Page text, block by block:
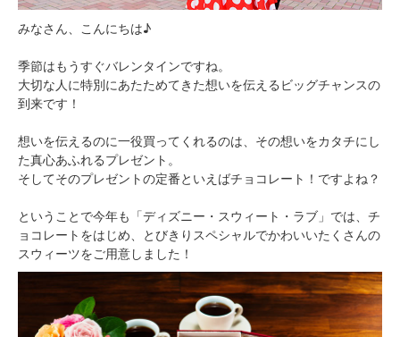
みなさん、こんにちは♪
季節はもうすぐバレンタインですね。
大切な人に特別にあたためてきた想いを伝えるビッグチャンスの
到来です！
想いを伝えるのに一役買ってくれるのは、その想いをカタチにし
た真心あふれるプレゼント。
そしてそのプレゼントの定番といえばチョコレート！ですよね？
ということで今年も「ディズニー・スウィート・ラブ」では、チ
ョコレートをはじめ、とびきりスペシャルでかわいいたくさんの
スウィーツをご用意しました！